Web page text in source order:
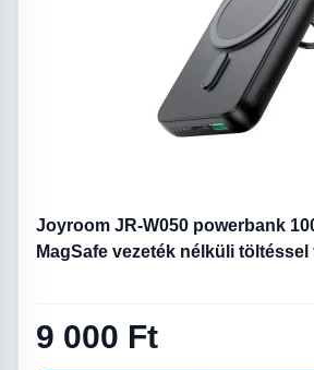
Joyroom JR-W050 powerbank
MagSafe vezeték nélküli töltéssel
9 000 Ft